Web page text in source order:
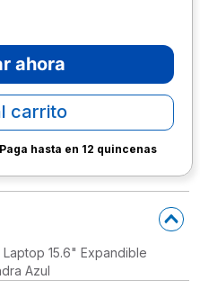
ahora
carrito
Paga hasta en 12 quincenas
15.6" Expandible
Azul